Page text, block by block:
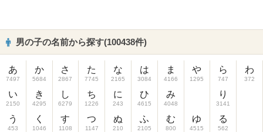
男の子の名前から探す(100438件)
あ
7497
い
2150
う
453
か
5684
き
4295
く
1046
さ
2867
し
6279
す
1108
た
7745
ち
1226
つ
1147
な
2165
に
243
ぬ
210
は
3084
ひ
4615
ふ
2105
ま
4166
み
4048
む
800
や
1295
ゆ
4515
ら
747
り
3141
る
562
わ
372